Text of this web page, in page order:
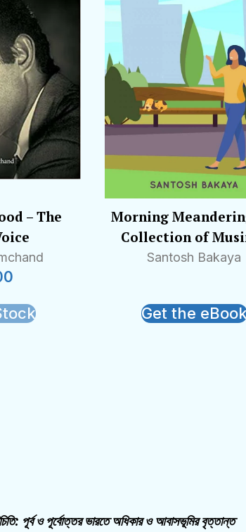
– The
Morning
Collection of
Santosh Bakaya
Get the
ও পূর্বোত্তর ভারতে অধিকার ও আবাসভূমির বৃত্তান্ত